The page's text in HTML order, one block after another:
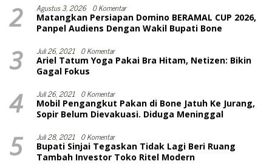
2 Agustus 3, 2026 0 Komentar
Matangkan Persiapan Domino BERAMAL CUP 2026,
Panpel Audiens Dengan Wakil Bupati Bone
3 Juli 26, 2021 0 Komentar
Ariel Tatum Yoga Pakai Bra Hitam, Netizen: Bikin
Gagal Fokus
4 Juli 26, 2021 0 Komentar
Mobil Pengangkut Pakan di Bone Jatuh Ke Jurang,
Sopir Belum Dievakuasi. Diduga Meninggal
5 Juli 28, 2021 0 Komentar
Bupati Sinjai Tegaskan Tidak Lagi Beri Ruang
Tambah Investor Toko Ritel Modern